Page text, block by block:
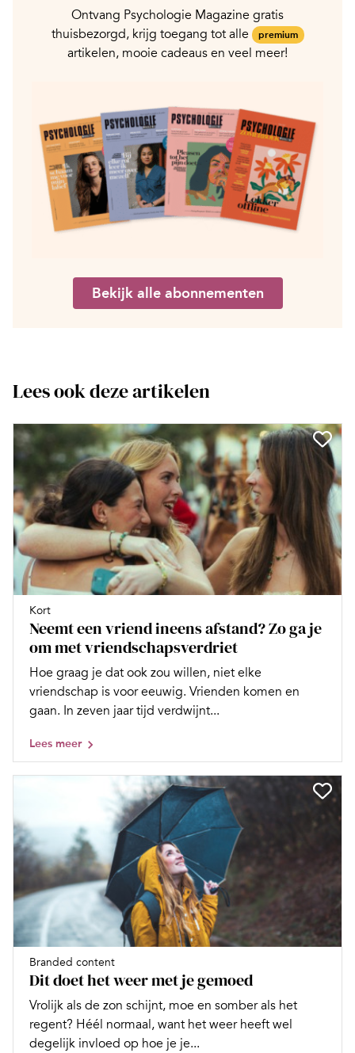
Ontvang Psychologie Magazine gratis
thuisbezorgd, krijg toegang tot alle
premium
artikelen, mooie cadeaus en veel meer!
Bekijk alle abonnementen
Lees ook deze artikelen
Kort
Neemt een vriend ineens afstand? Zo ga je
om met vriendschapsverdriet
Hoe graag je dat ook zou willen, niet elke
vriendschap is voor eeuwig. Vrienden komen en
gaan. In zeven jaar tijd verdwijnt...
Lees meer
Branded content
Dit doet het weer met je gemoed
Vrolijk als de zon schijnt, moe en somber als het
regent? Héél normaal, want het weer heeft wel
degelijk invloed op hoe je je...